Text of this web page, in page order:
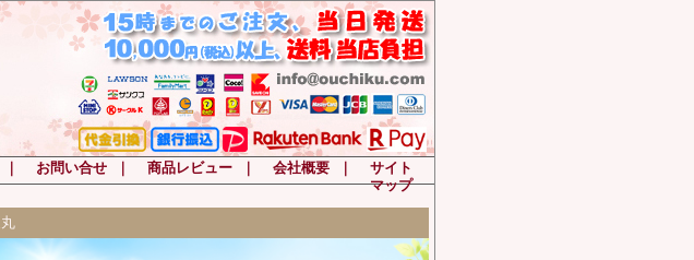
お問い合せ｜ 商品レビュー｜ 会社概要｜
サイト
マップ